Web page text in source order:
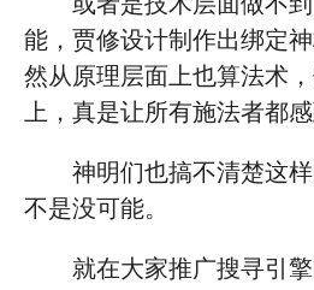
能，贾修设计制作出绑定
然从原理层面上也算法术
上，真是让所有施法者都
神明们也搞不清楚这
不是没可能。
就在大家推广搜寻引